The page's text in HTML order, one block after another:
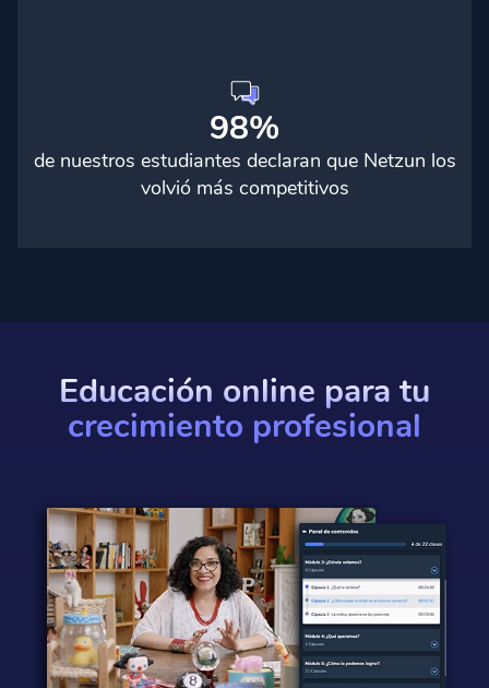
98%
de nuestros estudiantes declaran que Netzun los
volvió más competitivos
Educación online para tu
crecimiento profesional